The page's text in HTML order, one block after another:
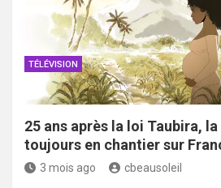
TÉLÉVISION
25 ans après la loi Taubira,
toujours en chantier sur
3 mois ago cbeausoleil